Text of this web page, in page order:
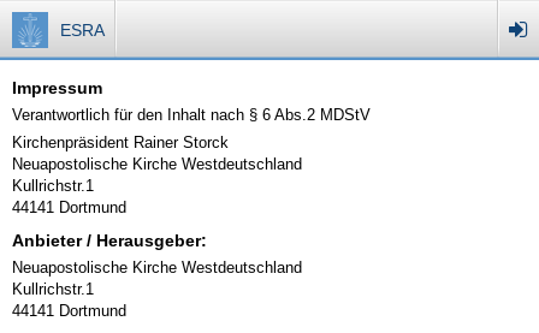
ESRA
Impressum
Verantwortlich für den Inhalt nach § 6 Abs.2 MDStV
Kirchenpräsident Rainer Storck
Neuapostolische Kirche Westdeutschland
Kullrichstr.1
44141 Dortmund
Anbieter / Herausgeber:
Neuapostolische Kirche Westdeutschland
Kullrichstr.1
44141 Dortmund